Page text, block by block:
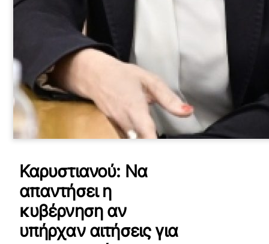
Καρυστιανού: Να
απαντήσει η
κυβέρνηση αν
υπήρχαν αιτήσεις για